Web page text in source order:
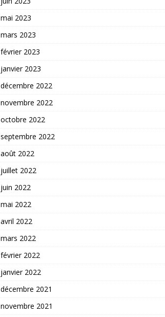
mai 2023
mars 2023
février 2023
janvier 2023
décembre 2022
novembre 2022
octobre 2022
septembre 2022
août 2022
juillet 2022
juin 2022
mai 2022
avril 2022
mars 2022
février 2022
janvier 2022
décembre 2021
novembre 2021